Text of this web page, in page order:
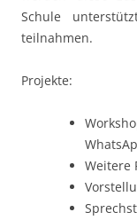
Schule
teilnahmen.
Projekte:
Weitere